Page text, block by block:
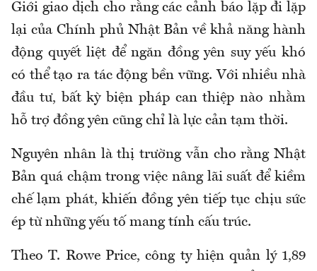
Giới giao dịch cho rằng các cảnh báo lặp đi lặp
lại của Chính phủ Nhật Bản về khả năng hành
động quyết liệt để ngăn đồng yên suy yếu khó
có thể tạo ra tác động bền vững. Với nhiều nhà
đầu tư, bất kỳ biện pháp can thiệp nào nhằm
hỗ trợ đồng yên cũng chỉ là lực cản tạm thời.
Nguyên nhân là thị trường vẫn cho rằng Nhật
Bản quá chậm trong việc nâng lãi suất để kiềm
chế lạm phát, khiến đồng yên tiếp tục chịu sức
ép từ những yếu tố mang tính cấu trúc.
Theo T. Rowe Price, công ty hiện quản lý 1,89